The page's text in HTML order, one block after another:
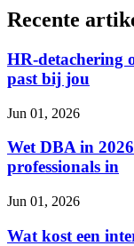
Recente
HR-detachering
past bij jou
Jun 01, 2026
Wet DBA in
professionals in
Jun 01, 2026
Wat kost een